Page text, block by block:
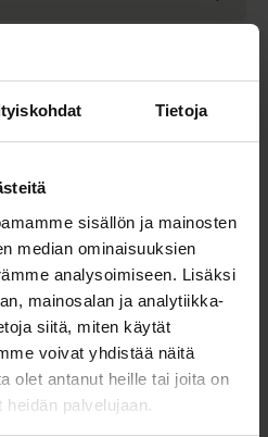
Tietoja
sisällön ja mainosten
median ominaisuuksien
analysoimiseen. Lisäksi
mainosalan ja analytiikka-
siitä, miten käytät
voivat yhdistää näitä
olet antanut heille tai joita on
palvelujaan.
yhteensä
tarjous
3 kpl (Varastopaikka: 3B)
0 kpl (voit tilata myymälään,